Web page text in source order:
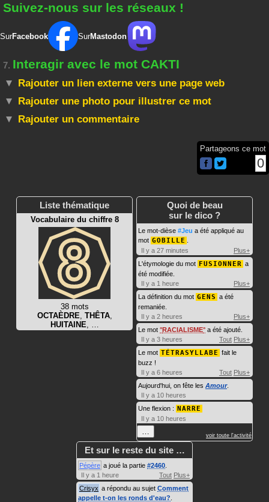
Suivez-nous sur les réseaux !
SurFacebook SurMastodon
7. Interagir avec le mot CAKTI
Rajouter un lien externe vers une page web
Rajouter une photo pour illustrer ce mot
Rajouter un commentaire
Partageons ce mot
0
Liste thématique
Vocabulaire du chiffre 8
38 mots
OCTAÈDRE, THÊTA,
HUITAINE, …
Quoi de beau
sur le dico ?
Le mot-dièse #Jeu a été appliqué au
mot GOBILLE
Il y a 27 minutes
Plus+
L'étymologie du mot FUSIONNER a
été modifiée.
Il y a 1 heure
Plus+
La définition du mot GENS a été
remaniée.
Il y a 2 heures
Plus+
Le mot RACIALISME a été ajouté.
Il y a 3 heures
Tout Plus+
Le mot TÉTRASYLLABE fait le
buzz !
Il y a 6 heures
Tout Plus+
Aujourd'hui, on fête les Amour.
Il y a 10 heures
Une flexion : NARRE
Il y a 10 heures
… voir toute l'activité
Et sur le reste du site …
Pépère a joué la partie #2460
Il y a 1 heure
Tout Plus+
Crisyx a répondu au sujet Comment
appelle t-on les ronds d'eau?